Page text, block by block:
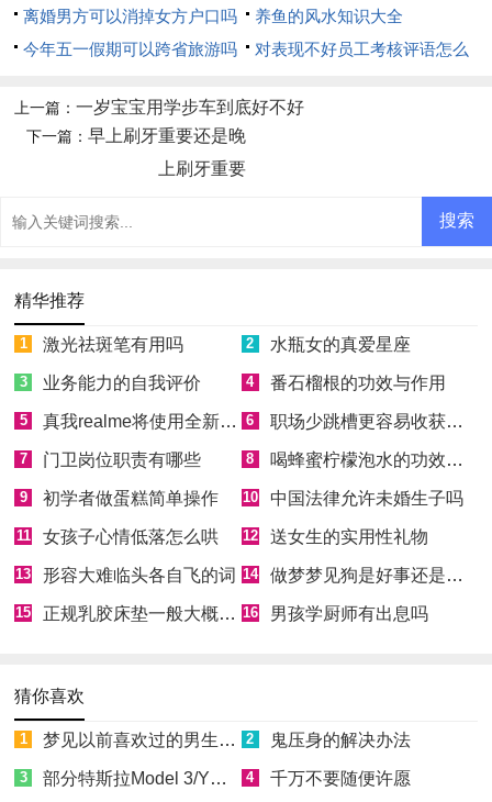
离婚男方可以消掉女方户口吗
养鱼的风水知识大全
今年五一假期可以跨省旅游吗
对表现不好员工考核评语怎么
上一篇：一岁宝宝用学步车到底好不好
下一篇： 早上刷牙重要还是晚
上刷牙重要
精华推荐
1 激光祛斑笔有用吗 2 水瓶女的真爱星座
3 业务能力的自我评价 4 番石榴根的功效与作用
5 真我realme将使用全新Logo 6 职场少跳槽更容易收获成功
7 门卫岗位职责有哪些 8 喝蜂蜜柠檬泡水的功效和好处
9 初学者做蛋糕简单操作 10 中国法律允许未婚生子吗
11 女孩子心情低落怎么哄 12 送女生的实用性礼物
13 形容大难临头各自飞的词 14 做梦梦见狗是好事还是坏事
15 正规乳胶床垫一般大概多少钱 16 男孩学厨师有出息吗
猜你喜欢
1 梦见以前喜欢过的男生喜欢自己 2 鬼压身的解决办法
3 部分特斯拉Model 3/Y因缺少零件无法正常向车主交付 4 千万不要随便许愿